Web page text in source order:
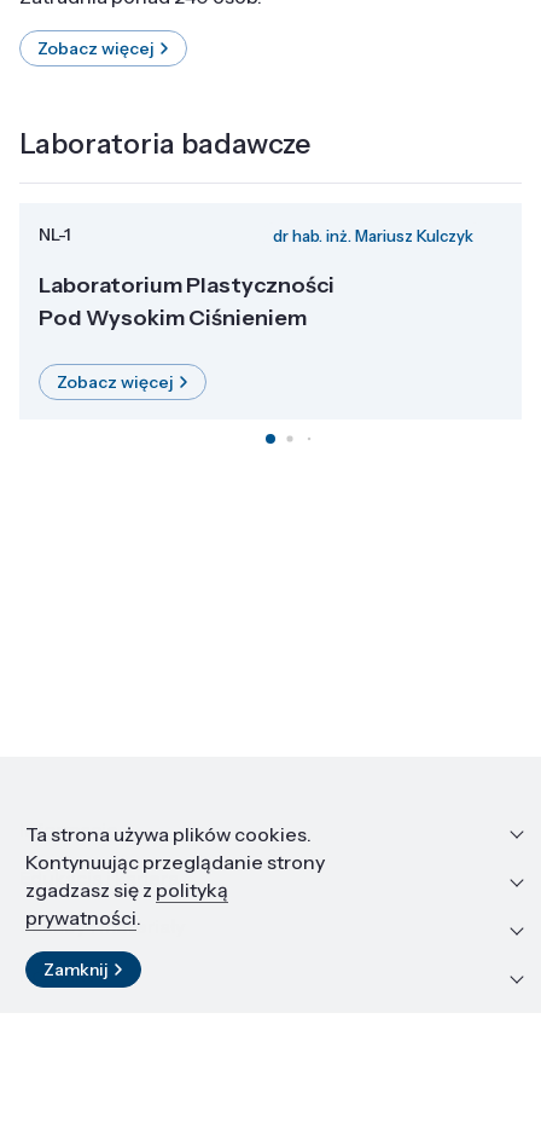
Zobacz więcej
Laboratoria badawcze
NL-1 dr hab. inż. Mariusz Kulczyk
Laboratorium Plastyczności
Pod Wysokim Ciśnieniem
Zobacz więcej
Informacje
Edukacja i kariera
Zasoby i materiały
Kontakt
Ta strona używa plików cookies.
Kontynuując przeglądanie strony
zgadzasz się z polityką
prywatności.
Zamknij